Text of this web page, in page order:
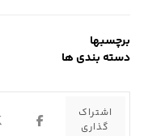
برچسبها
دسته بندی ها